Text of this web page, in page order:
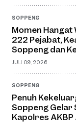
SOPPENG
Momen Hangat
222 Pejabat,
Soppeng dan
Perhatian
JULI 09, 2026
SOPPENG
Penuh
Soppeng Gelar
Kapolres